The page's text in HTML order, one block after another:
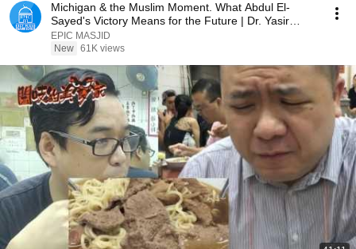
Michigan & the Muslim Moment. What Abdul El-
Sayed's Victory Means for the Future | Dr. Yasir
Qadhi
EPIC MASJID
New 61K views